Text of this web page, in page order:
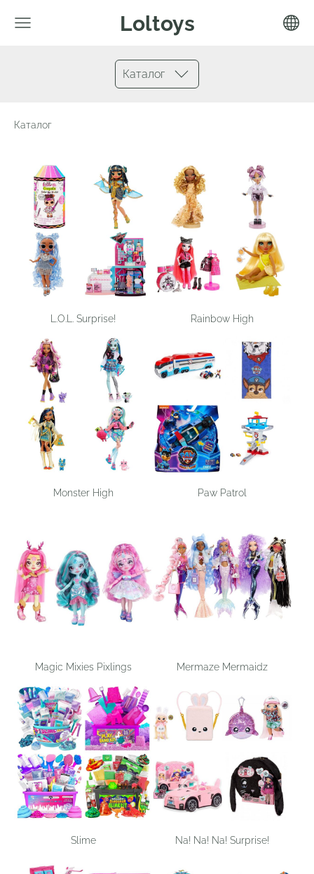
Loltoys
Каталог
Каталог
L.O.L. Surprise! Rainbow High
Monster High Paw Patrol
Magic Mixies Pixlings Mermaze Mermaidz
Slime Na! Na! Na! Surprise!